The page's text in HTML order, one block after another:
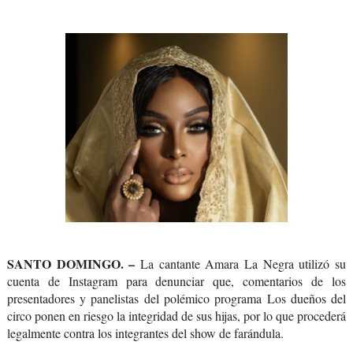
SANTO DOMINGO. – La cantante Amara La Negra utilizó su
cuenta de Instagram para denunciar que, comentarios de los
presentadores y panelistas del polémico programa Los dueños del
circo ponen en riesgo la integridad de sus hijas, por lo que procederá
legalmente contra los integrantes del show de farándula.